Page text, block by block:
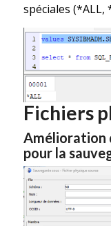
spéciales (*ALL,
Fichiers
Amélioration
pour la